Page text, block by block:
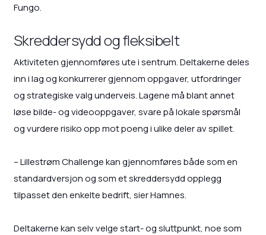
Fungo.
Skreddersydd og fleksibelt
Aktiviteten gjennomføres ute i sentrum. Deltakerne deles
inn i lag og konkurrerer gjennom oppgaver, utfordringer
og strategiske valg underveis. Lagene må blant annet
løse bilde- og videooppgaver, svare på lokale spørsmål
og vurdere risiko opp mot poeng i ulike deler av spillet.
– Lillestrøm Challenge kan gjennomføres både som en
standardversjon og som et skreddersydd opplegg
tilpasset den enkelte bedrift, sier Hamnes.
Deltakerne kan selv velge start- og sluttpunkt, noe som